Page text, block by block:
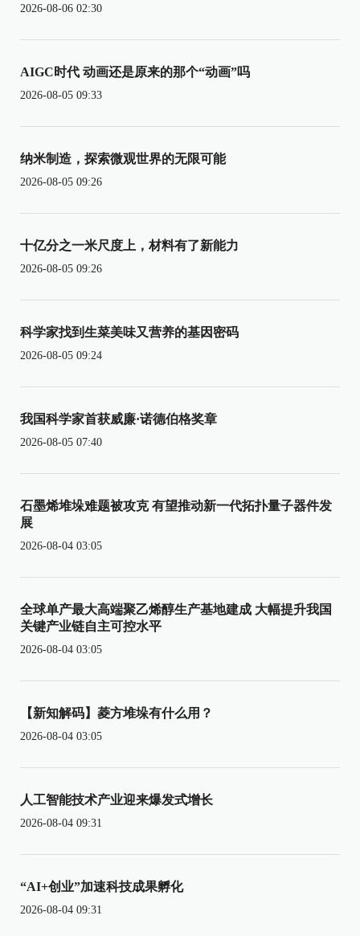
2026-08-06 02:30
AIGC时代 动画还是原来的那个“动画”吗
2026-08-05 09:33
纳米制造，探索微观世界的无限可能
2026-08-05 09:26
十亿分之一米尺度上，材料有了新能力
2026-08-05 09:26
科学家找到生菜美味又营养的基因密码
2026-08-05 09:24
我国科学家首获威廉·诺德伯格奖章
2026-08-05 07:40
石墨烯堆垛难题被攻克 有望推动新一代拓扑量子器件发
展
2026-08-04 03:05
全球单产最大高端聚乙烯醇生产基地建成 大幅提升我国
关键产业链自主可控水平
2026-08-04 03:05
【新知解码】菱方堆垛有什么用？
2026-08-04 03:05
人工智能技术产业迎来爆发式增长
2026-08-04 09:31
“AI+创业”加速科技成果孵化
2026-08-04 09:31